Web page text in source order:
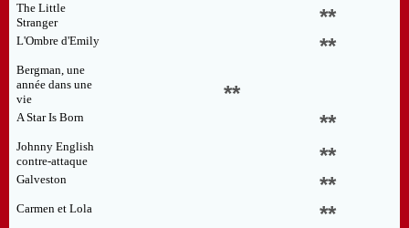
The Little
Stranger
**
L'Ombre d'Emily **
Bergman, une
année dans une
vie
**
A Star Is Born **
Johnny English
contre-attaque
**
Galveston **
Carmen et Lola **